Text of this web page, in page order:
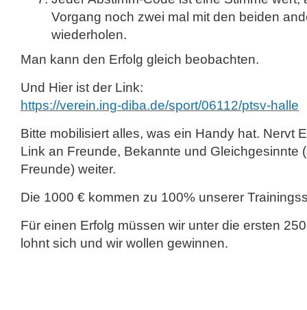
Vorgang noch zwei mal mit den beiden
wiederholen.
Man kann den Erfolg gleich beobachten.
Und Hier ist der Link:
https://verein.ing-diba.de/sport/06112/ptsv-halle
Bitte mobilisiert alles, was ein Handy hat. Nervt
Link an Freunde, Bekannte und Gleichgesinnte
Freunde) weiter.
Die 1000 € kommen zu 100% unserer
Für einen Erfolg müssen wir unter die ersten
lohnt sich und wir wollen gewinnen.